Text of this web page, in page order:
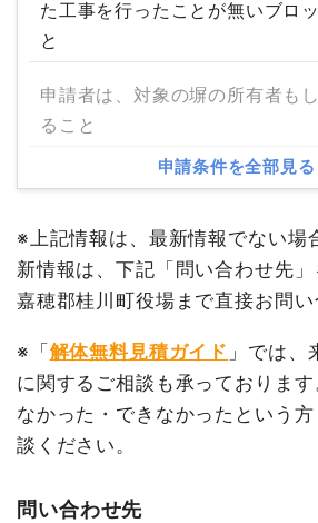
た工事を行ったことが無いブロ
と
申請者は、対象の塀の所有者も
ること
申請条件を全部見る
※上記情報は、最新情報でない場
新情報は、下記「問い合わせ先」
嘉穂郡桂川町役場まで直接お問い
※「解体無料見積ガイド 」では、
に関するご相談も承っておりま
なかった・できなかったという
談ください。
問い合わせ先